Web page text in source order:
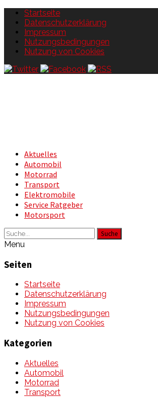
Startseite
Datenschutzerklärung
Impressum
Nutzungsbedingungen
Nutzung von Cookies
Aktuelles
Automobil
Motorrad
Transport
Elektromobile
Service Ratgeber
Motorsport
Suche
Menu
Seiten
Startseite
Datenschutzerklärung
Impressum
Nutzungsbedingungen
Nutzung von Cookies
Kategorien
Aktuelles
Automobil
Motorrad
Transport